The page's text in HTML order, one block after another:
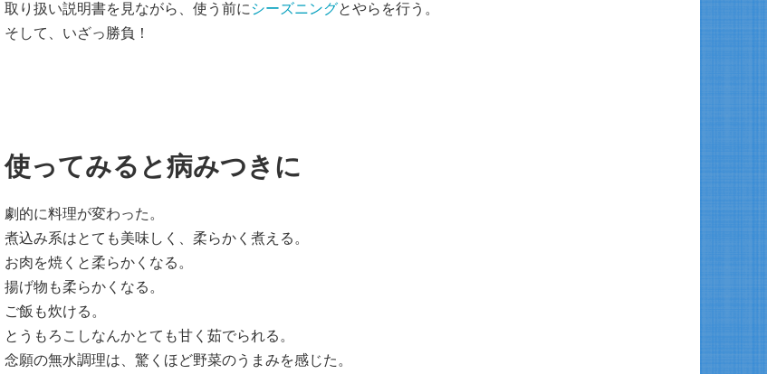
取り扱い説明書を見ながら、使う前にシーズニングとやらを行う。
そして、いざっ勝負！
使ってみると病みつきに
劇的に料理が変わった。
煮込み系はとても美味しく、柔らかく煮える。
お肉を焼くと柔らかくなる。
揚げ物も柔らかくなる。
ご飯も炊ける。
とうもろこしなんかとても甘く茹でられる。
念願の無水調理は、驚くほど野菜のうまみを感じた。